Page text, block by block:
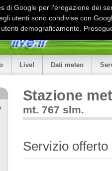
Live! Dati meteo
Stazione
mt. 767 slm.
Servizio
di Google per l'erogazione dei
utenti sono condivise con
demograficamente.